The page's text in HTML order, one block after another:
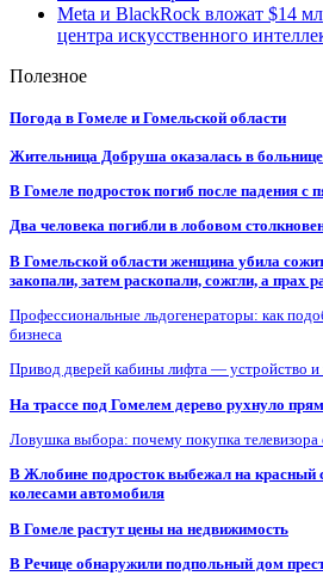
Meta и BlackRock вложат $14
центра искусственного
Полезное
Погода в Гомеле и Гомельской области
Жительница Добруша оказалась в
В Гомеле подросток погиб после падения с
Два человека погибли в лобовом
В Гомельской области женщина убила
закопали, затем раскопали, сожгли, а прах
Профессиональные льдогенераторы: как
бизнеса
Привод дверей кабины лифта — устройство
На трассе под Гомелем дерево рухнуло
Ловушка выбора: почему покупка телевизора
В Жлобине подросток выбежал на красный
колесами автомобиля
В Гомеле растут цены на недвижимость
В Речице обнаружили подпольный дом